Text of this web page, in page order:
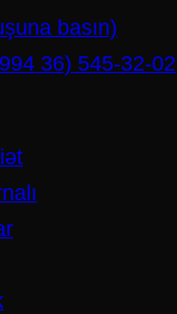
basın)
36) 545-32-02